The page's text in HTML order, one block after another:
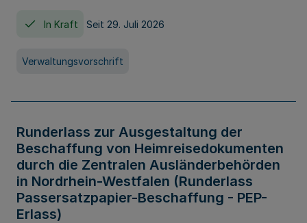
In Kraft Seit 29. Juli 2026
Verwaltungsvorschrift
Runderlass zur Ausgestaltung der
Beschaffung von Heimreisedokumenten
durch die Zentralen Ausländerbehörden
in Nordrhein-Westfalen (Runderlass
Passersatzpapier-Beschaffung - PEP-
Erlass)